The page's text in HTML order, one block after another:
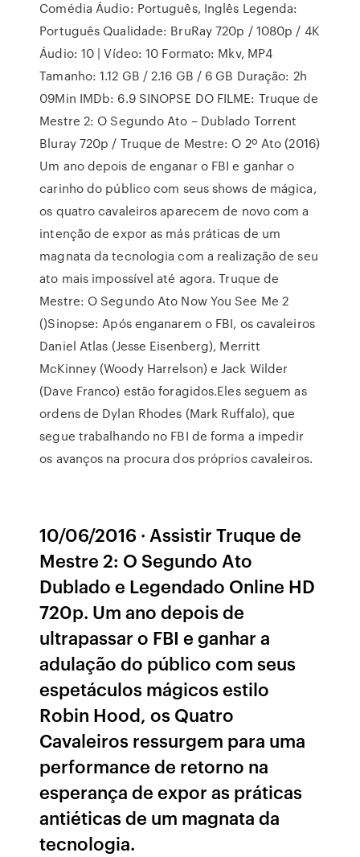
Comédia Áudio: Português, Inglês Legenda:
Português Qualidade: BruRay 720p / 1080p / 4K
Áudio: 10 | Vídeo: 10 Formato: Mkv, MP4
Tamanho: 1.12 GB / 2.16 GB / 6 GB Duração: 2h
09Min IMDb: 6.9 SINOPSE DO FILME: Truque de
Mestre 2: O Segundo Ato – Dublado Torrent
Bluray 720p / Truque de Mestre: O 2º Ato (2016)
Um ano depois de enganar o FBI e ganhar o
carinho do público com seus shows de mágica,
os quatro cavaleiros aparecem de novo com a
intenção de expor as más práticas de um
magnata da tecnologia com a realização de seu
ato mais impossível até agora. Truque de
Mestre: O Segundo Ato Now You See Me 2
()Sinopse: Após enganarem o FBI, os cavaleiros
Daniel Atlas (Jesse Eisenberg), Merritt
McKinney (Woody Harrelson) e Jack Wilder
(Dave Franco) estão foragidos.Eles seguem as
ordens de Dylan Rhodes (Mark Ruffalo), que
segue trabalhando no FBI de forma a impedir
os avanços na procura dos próprios cavaleiros.
10/06/2016 · Assistir Truque de
Mestre 2: O Segundo Ato
Dublado e Legendado Online HD
720p. Um ano depois de
ultrapassar o FBI e ganhar a
adulação do público com seus
espetáculos mágicos estilo
Robin Hood, os Quatro
Cavaleiros ressurgem para uma
performance de retorno na
esperança de expor as práticas
antiéticas de um magnata da
tecnologia.